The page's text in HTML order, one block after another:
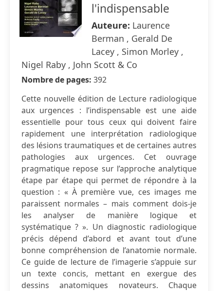
l'indispensable
Auteure: Laurence
Berman , Gerald De
Lacey , Simon Morley ,
Nigel Raby , John Scott & Co
Nombre de pages: 392
Cette nouvelle édition de Lecture radiologique
aux urgences : l’indispensable est une aide
essentielle pour tous ceux qui doivent faire
rapidement une interprétation radiologique
des lésions traumatiques et de certaines autres
pathologies aux urgences. Cet ouvrage
pragmatique repose sur l’approche analytique
étape par étape qui permet de répondre à la
question : « À première vue, ces images me
paraissent normales – mais comment dois-je
les analyser de manière logique et
systématique ? ». Un diagnostic radiologique
précis dépend d’abord et avant tout d’une
bonne compréhension de l’anatomie normale.
Ce guide de lecture de l’imagerie s’appuie sur
un texte concis, mettant en exergue des
dessins anatomiques novateurs. Chaque